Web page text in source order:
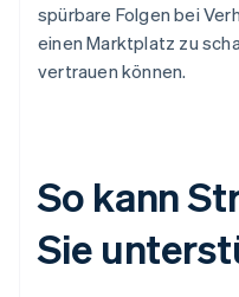
spürbare Folgen bei
einen Marktplatz zu
vertrauen können.
So kann
Sie